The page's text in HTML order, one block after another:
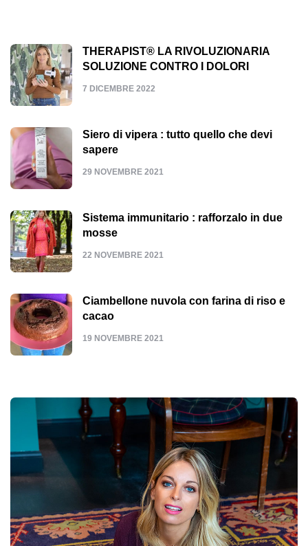
THERAPIST® LA RIVOLUZIONARIA
SOLUZIONE CONTRO I DOLORI
7 DICEMBRE 2022
Siero di vipera : tutto quello che devi
sapere
29 NOVEMBRE 2021
Sistema immunitario : rafforzalo in due
mosse
22 NOVEMBRE 2021
Ciambellone nuvola con farina di riso e
cacao
19 NOVEMBRE 2021